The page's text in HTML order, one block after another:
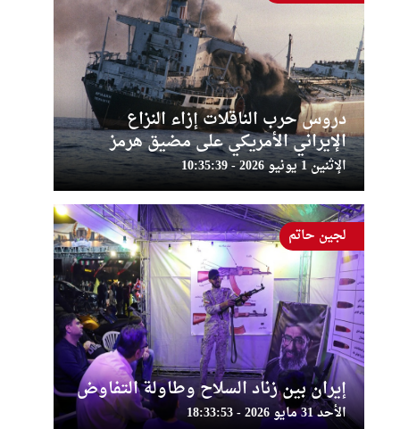
دروس حرب الناقلات إزاء النزاع
الإيراني الأمريكي على مضيق هرمز
الإثنين 1 يونيو 2026 - 10:35:39
إيران بين زناد السلاح وطاولة التفاوض
الأحد 31 مايو 2026 - 18:33:53
لجين حاتم